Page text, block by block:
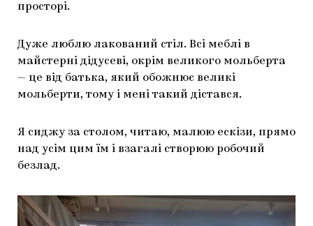
просторі.
Дуже люблю лакований стіл. Всі меблі в
майстерні дідусеві, окрім великого мольберта
— це від батька, який обожнює великі
мольберти, тому і мені такий дістався.
Я сиджу за столом, читаю, малюю ескізи, прямо
над усім цим їм і взагалі створюю робочий
безлад.